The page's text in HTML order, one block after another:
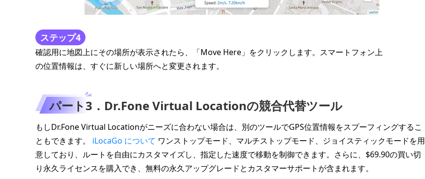
ステップ4
確認用に地図上にその場所が表示されたら、「Move Here」をクリックします。スマートフォン上
の位置情報は、すぐに新しい場所へと変更されます。
パート3．Dr.Fone Virtual Locationの競合代替ツール
もしDr.Fone Virtual Locationがニーズに合わない場合は、別のツールでGPS位置情報をスプーフィングするこ
ともできます。 iLocaGo について ワンストップモード、マルチストップモード、ジョイスティックモードを用
意しており、ルートを自由にカスタマイズし、指定した速度で移動を制御できます。さらに、$69.90の買い切
り永久ライセンスを購入でき、無料の永久アップグレードとカスタマーサポートが含まれます。